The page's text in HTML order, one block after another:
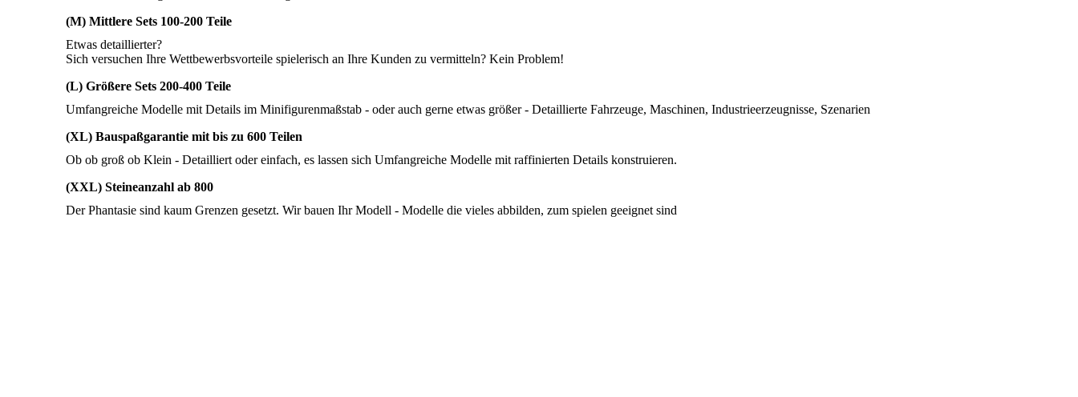
(M) Mittlere Sets 100-200 Teile
Etwas detaillierter?
Sich versuchen Ihre Wettbewerbsvorteile spielerisch an Ihre Kunden zu vermitteln? Kein Problem!
(L) Größere Sets 200-400 Teile
Umfangreiche Modelle mit Details im Minifigurenmaßstab - oder auch gerne etwas größer - Detaillierte Fahrzeuge, Maschinen, Industrieerzeugnisse, Szenarien
(XL) Bauspaßgarantie mit bis zu 600 Teilen
Ob ob groß ob Klein - Detailliert oder einfach, es lassen sich Umfangreiche Modelle mit raffinierten Details konstruieren.
(XXL) Steineanzahl ab 800
Der Phantasie sind kaum Grenzen gesetzt. Wir bauen Ihr Modell - Modelle die vieles abbilden, zum spielen geeignet sind